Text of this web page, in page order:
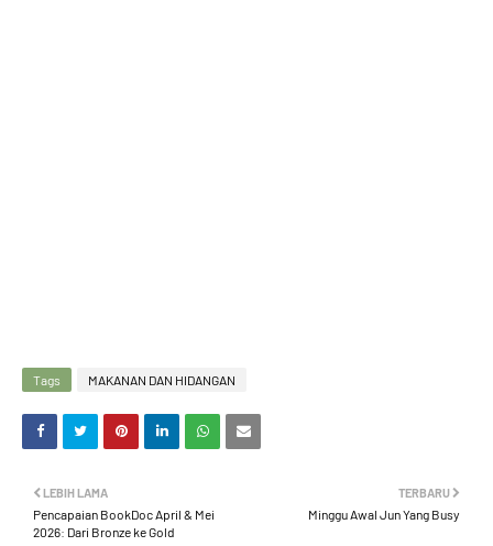
Tags MAKANAN DAN HIDANGAN
TERBARU
Minggu Awal Jun Yang Busy
LEBIH LAMA
Pencapaian BookDoc April & Mei
2026: Dari Bronze ke Gold